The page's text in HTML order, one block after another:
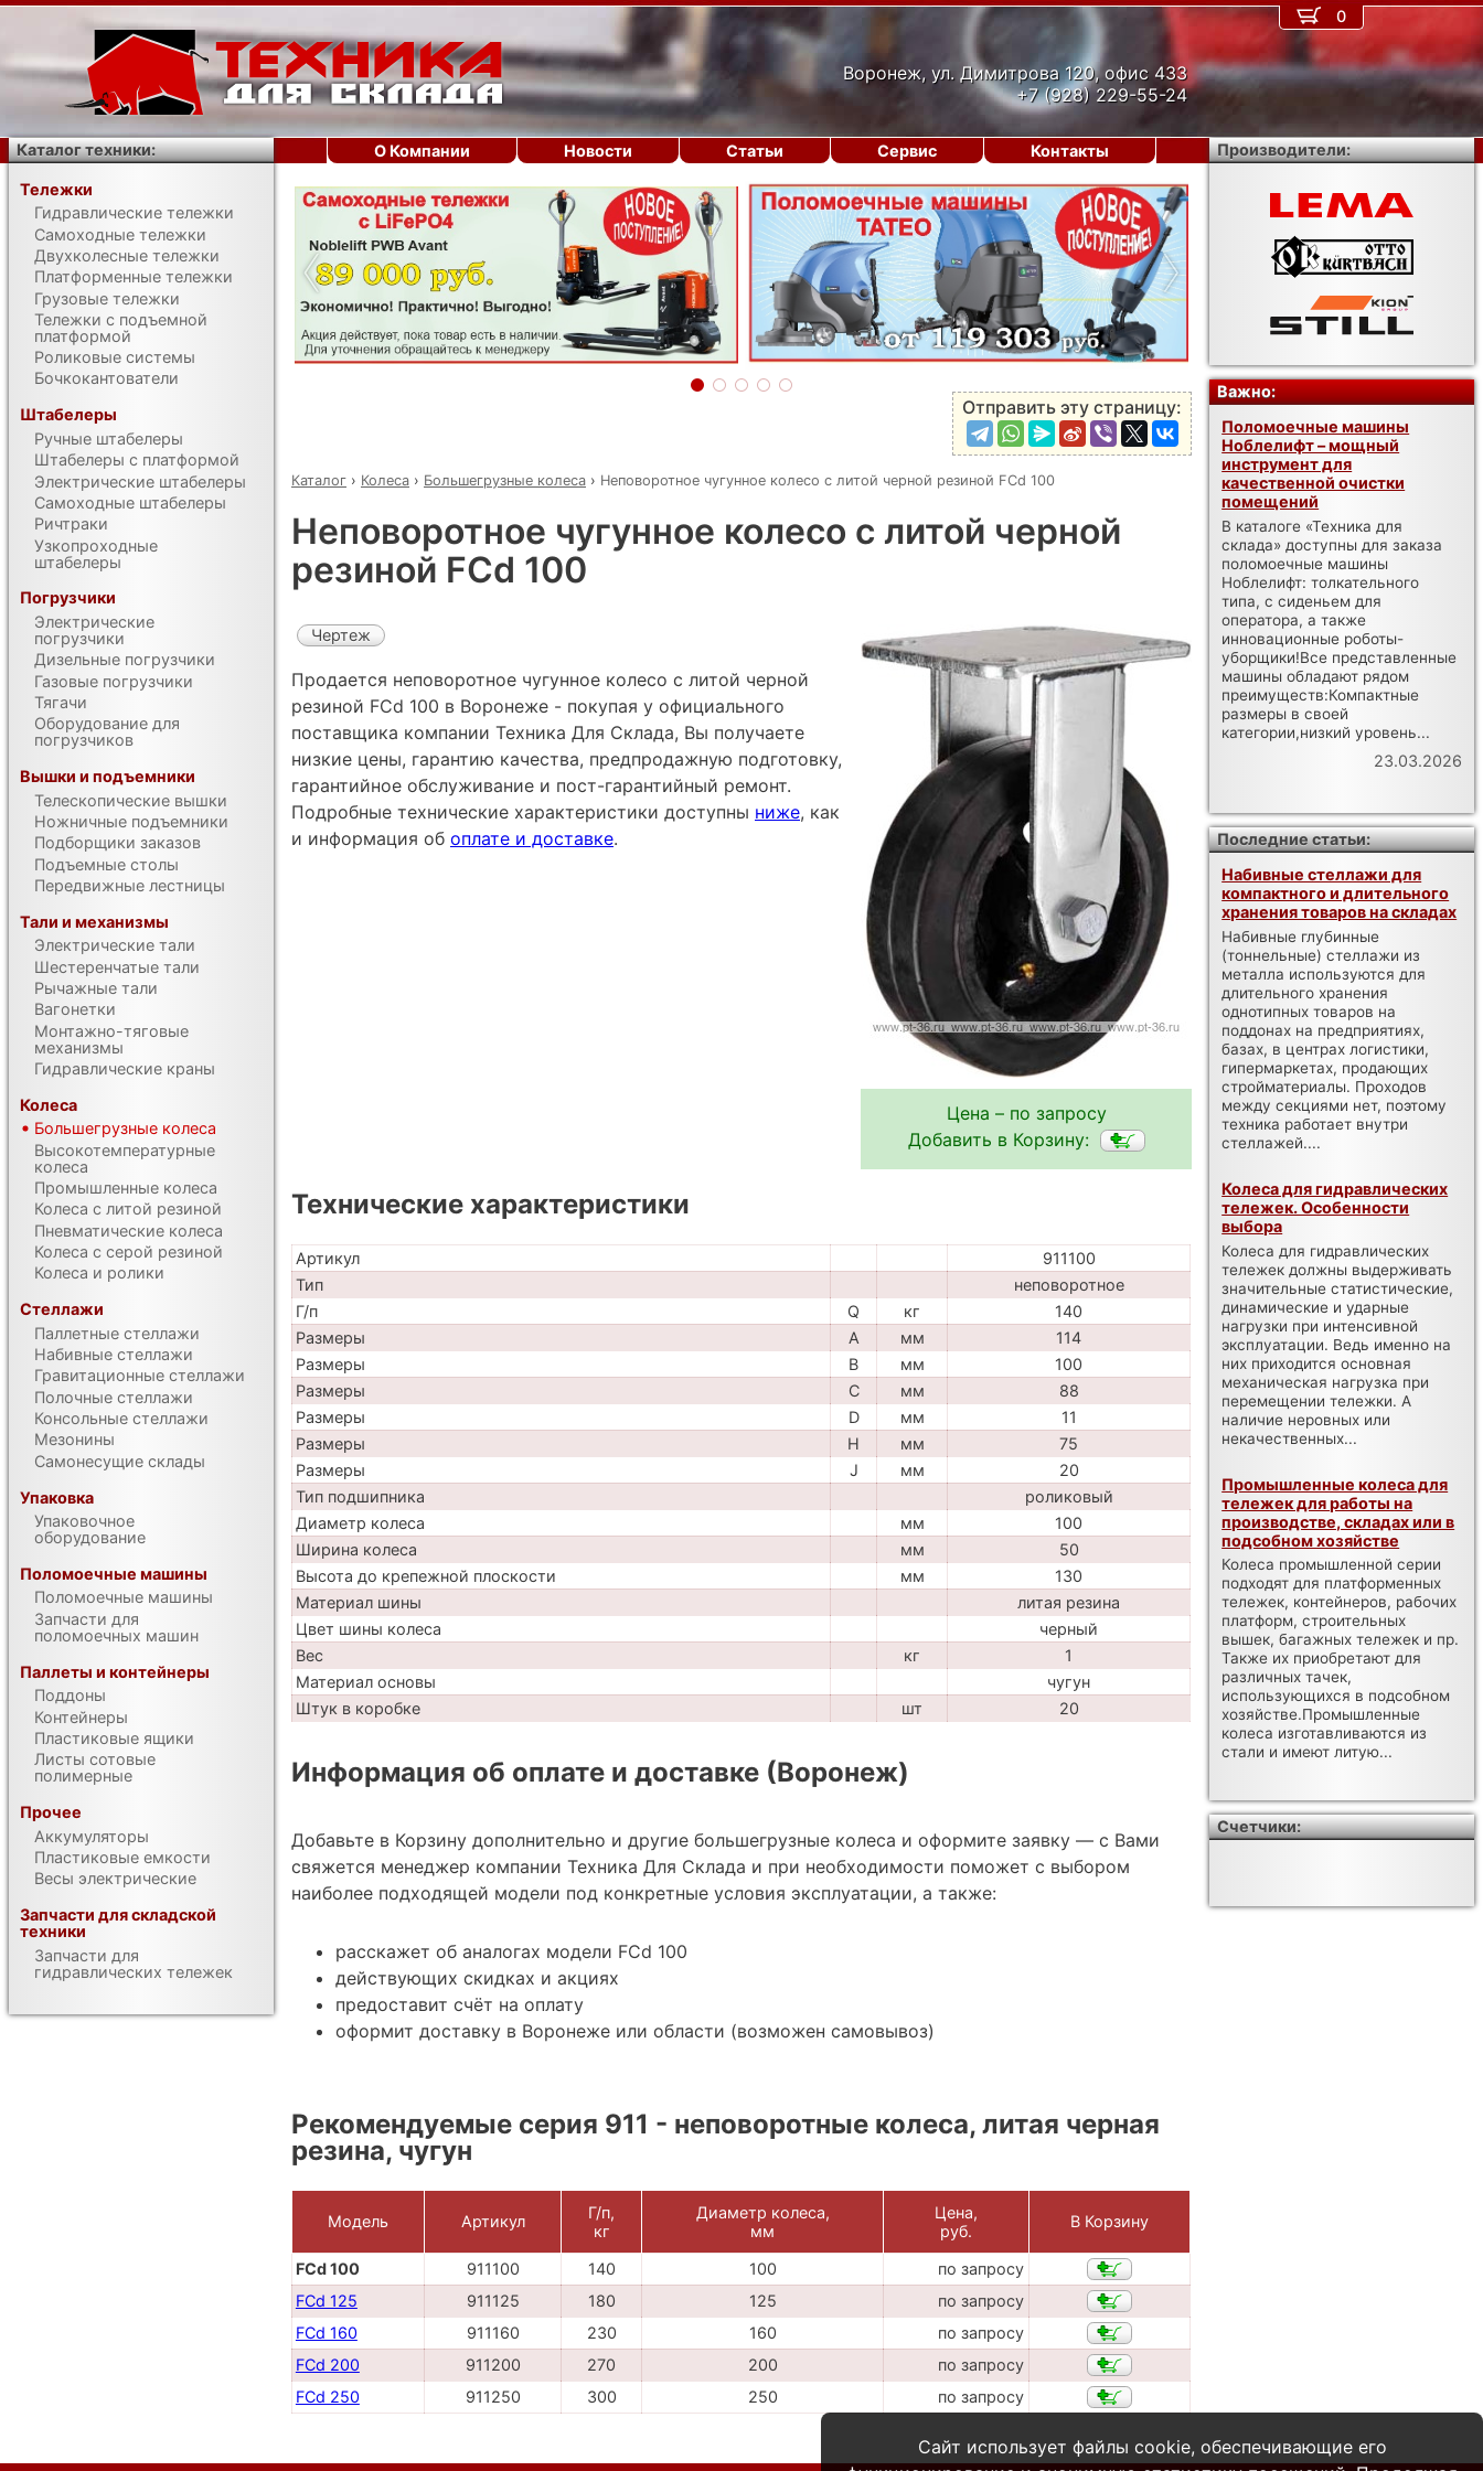
Воронеж, ул. Димитрова 120, офис 433
+7 (928) 229-55-24
‹ ›
Отправить эту страницу:
Каталог › Колеса › Большегрузные колеса › Неповоротное чугунное колесо с литой черной резиной FCd 100
Неповоротное чугунное колесо с литой черной
резиной FCd 100
Цена – по запросу
Добавить в Корзину:
Чертеж
Продается неповоротное чугунное колесо с литой черной
резиной FCd 100 в Воронеже - покупая у официального
поставщика компании Техника Для Склада, Вы получаете
низкие цены, гарантию качества, предпродажную подготовку,
гарантийное обслуживание и пост-гарантийный ремонт.
Подробные технические характеристики доступны ниже, как
и информация об оплате и доставке.
Технические характеристики
Артикул
911100
Тип
неповоротное
Г/п
Q кг
140
Размеры
A мм
114
Размеры
B мм
100
Размеры
C мм
88
Размеры
D мм
11
Размеры
H мм
75
Размеры
J мм
20
Тип подшипника
роликовый
Диаметр колеса
мм
100
Ширина колеса
мм
50
Высота до крепежной плоскости
мм
130
Материал шины
литая резина
Цвет шины колеса
черный
Вес
кг
1
Материал основы
чугун
Штук в коробке
шт 20
Информация об оплате и доставке (Воронеж)
Добавьте в Корзину дополнительно и другие большегрузные колеса и оформите заявку — с Вами
свяжется менеджер компании Техника Для Склада и при необходимости поможет с выбором
наиболее подходящей модели под конкретные условия эксплуатации, а также:
расскажет об аналогах модели FCd 100
действующих скидках и акциях
предоставит счёт на оплату
оформит доставку в Воронеже или области (возможен самовывоз)
Рекомендуемые серия 911 - неповоротные колеса, литая черная
резина, чугун
Модель Артикул
Г/п,
кг
Диаметр колеса,
мм
Цена,
руб.
В Корзину
FCd 100 911100 140 100
по запросу
FCd 125
911125 180 125
по запросу
FCd 160
911160 230 160
по запросу
FCd 200
911200 270 200
по запросу
FCd 250
911250 300 250 по запросу
0
О Компании Новости Статьи Сервис Контакты
Каталог техники:
Тележки
Гидравлические тележки
Самоходные тележки
Двухколесные тележки
Платформенные тележки
Грузовые тележки
Тележки с подъемной
платформой
Роликовые системы
Бочкокантователи
Штабелеры
Ручные штабелеры
Штабелеры с платформой
Электрические штабелеры
Самоходные штабелеры
Ричтраки
Узкопроходные
штабелеры
Погрузчики
Электрические
погрузчики
Дизельные погрузчики
Газовые погрузчики
Тягачи
Оборудование для
погрузчиков
Вышки и подъемники
Телескопические вышки
Ножничные подъемники
Подборщики заказов
Подъемные столы
Передвижные лестницы
Тали и механизмы
Электрические тали
Шестеренчатые тали
Рычажные тали
Вагонетки
Монтажно-тяговые
механизмы
Гидравлические краны
Колеса
Большегрузные колеса
Высокотемпературные
колеса
Промышленные колеса
Колеса с литой резиной
Пневматические колеса
Колеса с серой резиной
Колеса и ролики
Стеллажи
Паллетные стеллажи
Набивные стеллажи
Гравитационные стеллажи
Полочные стеллажи
Консольные стеллажи
Мезонины
Самонесущие склады
Упаковка
Упаковочное
оборудование
Поломоечные машины
Поломоечные машины
Запчасти для
поломоечных машин
Паллеты и контейнеры
Поддоны
Контейнеры
Пластиковые ящики
Листы сотовые
полимерные
Прочее
Аккумуляторы
Пластиковые емкости
Весы электрические
Запчасти для складской
техники
Запчасти для
гидравлических тележек
Производители:
Важно:
Поломоечные машины
Ноблелифт – мощный
инструмент для
качественной очистки
помещений
В каталоге «Техника для
склада» доступны для заказа
поломоечные машины
Ноблелифт: толкательного
типа, с сиденьем для
оператора, а также
инновационные роботы-
уборщики!Все представленные
машины обладают рядом
преимуществ:Компактные
размеры в своей
категории,низкий уровень...
23.03.2026
Последние статьи:
Набивные стеллажи для
компактного и длительного
хранения товаров на складах
Набивные глубинные
(тоннельные) стеллажи из
металла используются для
длительного хранения
однотипных товаров на
поддонах на предприятиях,
базах, в центрах логистики,
гипермаркетах, продающих
стройматериалы. Проходов
между секциями нет, поэтому
техника работает внутри
стеллажей....
Колеса для гидравлических
тележек. Особенности
выбора
Колеса для гидравлических
тележек должны выдерживать
значительные статистические,
динамические и ударные
нагрузки при интенсивной
эксплуатации. Ведь именно на
них приходится основная
механическая нагрузка при
перемещении тележки. А
наличие неровных или
некачественных...
Промышленные колеса для
тележек для работы на
производстве, складах или в
подсобном хозяйстве
Колеса промышленной серии
подходят для платформенных
тележек, контейнеров, рабочих
платформ, строительных
вышек, багажных тележек и пр.
Также их приобретают для
различных тачек,
использующихся в подсобном
хозяйстве.Промышленные
колеса изготавливаются из
стали и имеют литую...
Счетчики:
Сайт использует файлы cookie, обеспечивающие его